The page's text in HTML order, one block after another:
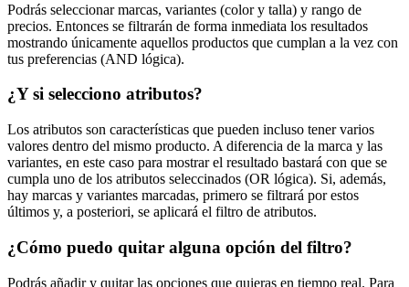
Podrás seleccionar marcas, variantes (color y talla) y rango de
precios. Entonces se filtrarán de forma inmediata los resultados
mostrando únicamente aquellos productos que cumplan a la vez con
tus preferencias (AND lógica).
¿Y si selecciono atributos?
Los atributos son características que pueden incluso tener varios
valores dentro del mismo producto. A diferencia de la marca y las
variantes, en este caso para mostrar el resultado bastará con que se
cumpla uno de los atributos seleccinados (OR lógica). Si, además,
hay marcas y variantes marcadas, primero se filtrará por estos
últimos y, a posteriori, se aplicará el filtro de atributos.
¿Cómo puedo quitar alguna opción del filtro?
Podrás añadir y quitar las opciones que quieras en tiempo real. Para